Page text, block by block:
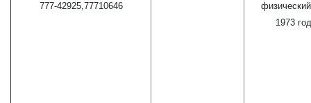
777-42925,77710646
1973